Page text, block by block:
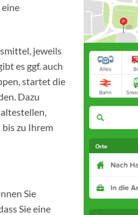
eine
jeweils
es ggf. auch
startet die
Dazu
bis zu Ihrem
Sie
Sie eine